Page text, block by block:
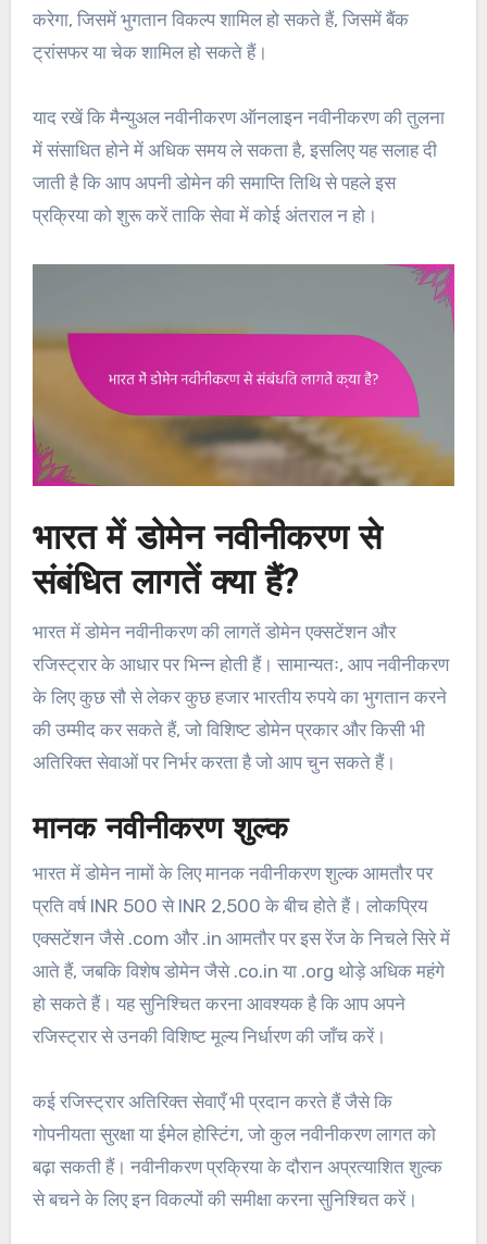
करेगा, जिसमें भुगतान विकल्प शामिल हो सकते हैं, जिसमें बैंक
ट्रांसफर या चेक शामिल हो सकते हैं।
याद रखें कि मैन्युअल नवीनीकरण ऑनलाइन नवीनीकरण की तुलना
में संसाधित होने में अधिक समय ले सकता है, इसलिए यह सलाह दी
जाती है कि आप अपनी डोमेन की समाप्ति तिथि से पहले इस
प्रक्रिया को शुरू करें ताकि सेवा में कोई अंतराल न हो।
भारत में डोमेन नवीनीकरण से
संबंधित लागतें क्या हैं?
भारत में डोमेन नवीनीकरण की लागतें डोमेन एक्सटेंशन और
रजिस्ट्रार के आधार पर भिन्न होती हैं। सामान्यतः, आप नवीनीकरण
के लिए कुछ सौ से लेकर कुछ हजार भारतीय रुपये का भुगतान करने
की उम्मीद कर सकते हैं, जो विशिष्ट डोमेन प्रकार और किसी भी
अतिरिक्त सेवाओं पर निर्भर करता है जो आप चुन सकते हैं।
मानक नवीनीकरण शुल्क
भारत में डोमेन नामों के लिए मानक नवीनीकरण शुल्क आमतौर पर
प्रति वर्ष INR 500 से INR 2,500 के बीच होते हैं। लोकप्रिय
एक्सटेंशन जैसे .com और .in आमतौर पर इस रेंज के निचले सिरे में
आते हैं, जबकि विशेष डोमेन जैसे .co.in या .org थोड़े अधिक महंगे
हो सकते हैं। यह सुनिश्चित करना आवश्यक है कि आप अपने
रजिस्ट्रार से उनकी विशिष्ट मूल्य निर्धारण की जाँच करें।
कई रजिस्ट्रार अतिरिक्त सेवाएँ भी प्रदान करते हैं जैसे कि
गोपनीयता सुरक्षा या ईमेल होस्टिंग, जो कुल नवीनीकरण लागत को
बढ़ा सकती हैं। नवीनीकरण प्रक्रिया के दौरान अप्रत्याशित शुल्क
से बचने के लिए इन विकल्पों की समीक्षा करना सुनिश्चित करें।